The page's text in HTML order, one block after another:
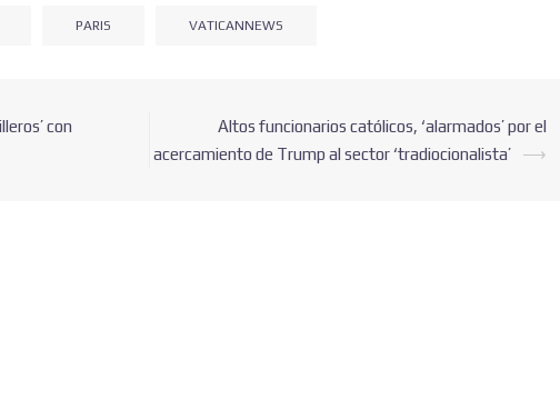
PARIS VATICANNEWS
con
Altos funcionarios católicos, ‘alarmados’ por el
acercamiento de Trump al sector ‘tradiocionalista’
⟶